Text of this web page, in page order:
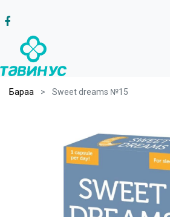
Бараа Sweet dreams №15